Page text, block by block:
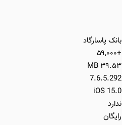
بانک پاسارگاد
+۵۹,۰۰۰
۳۹.۵۳ MB
7.6.5.292
iOS 15.0
ندارد
رایگان